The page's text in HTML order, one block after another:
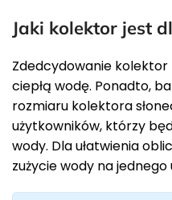
Jaki kolektor jest
Zdedcydowanie
ciepłą wodę. Ponadto,
rozmiaru kolektora
użytkowników, którzy
wody. Dla ułatwienia
zużycie wody na jednego